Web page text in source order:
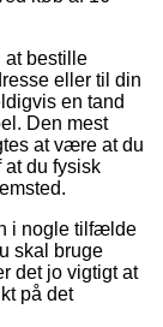
at bestille
eller til din
en tand
Den mest
at være at du
at du fysisk
i nogle tilfælde
skal bruge
det jo vigtigt at
på det